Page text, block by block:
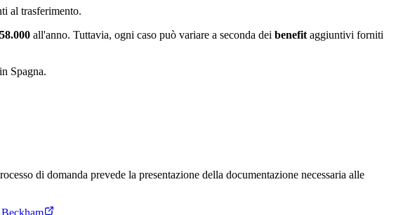
al trasferimento.
all'anno. Tuttavia, ogni caso può variare a seconda dei benefit aggiuntivi forniti
Spagna.
di domanda prevede la presentazione della documentazione necessaria alle